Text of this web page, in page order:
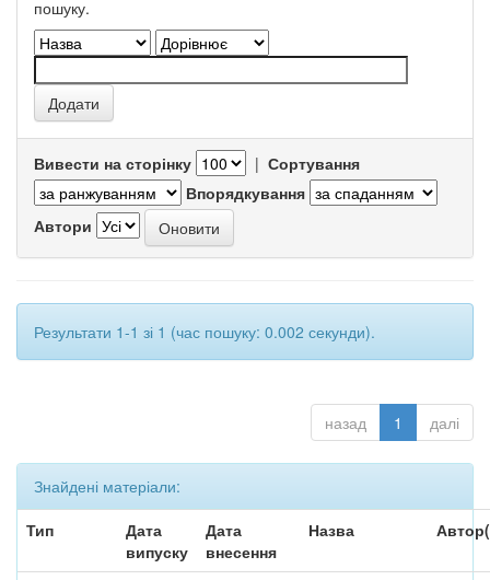
пошуку.
Вивести на сторінку | Сортування
Впорядкування
Автори
Результати 1-1 зі 1 (час пошуку: 0.002 секунди).
назад 1 далі
Знайдені матеріали:
Тип
Дата
випуску
Дата
внесення
Назва